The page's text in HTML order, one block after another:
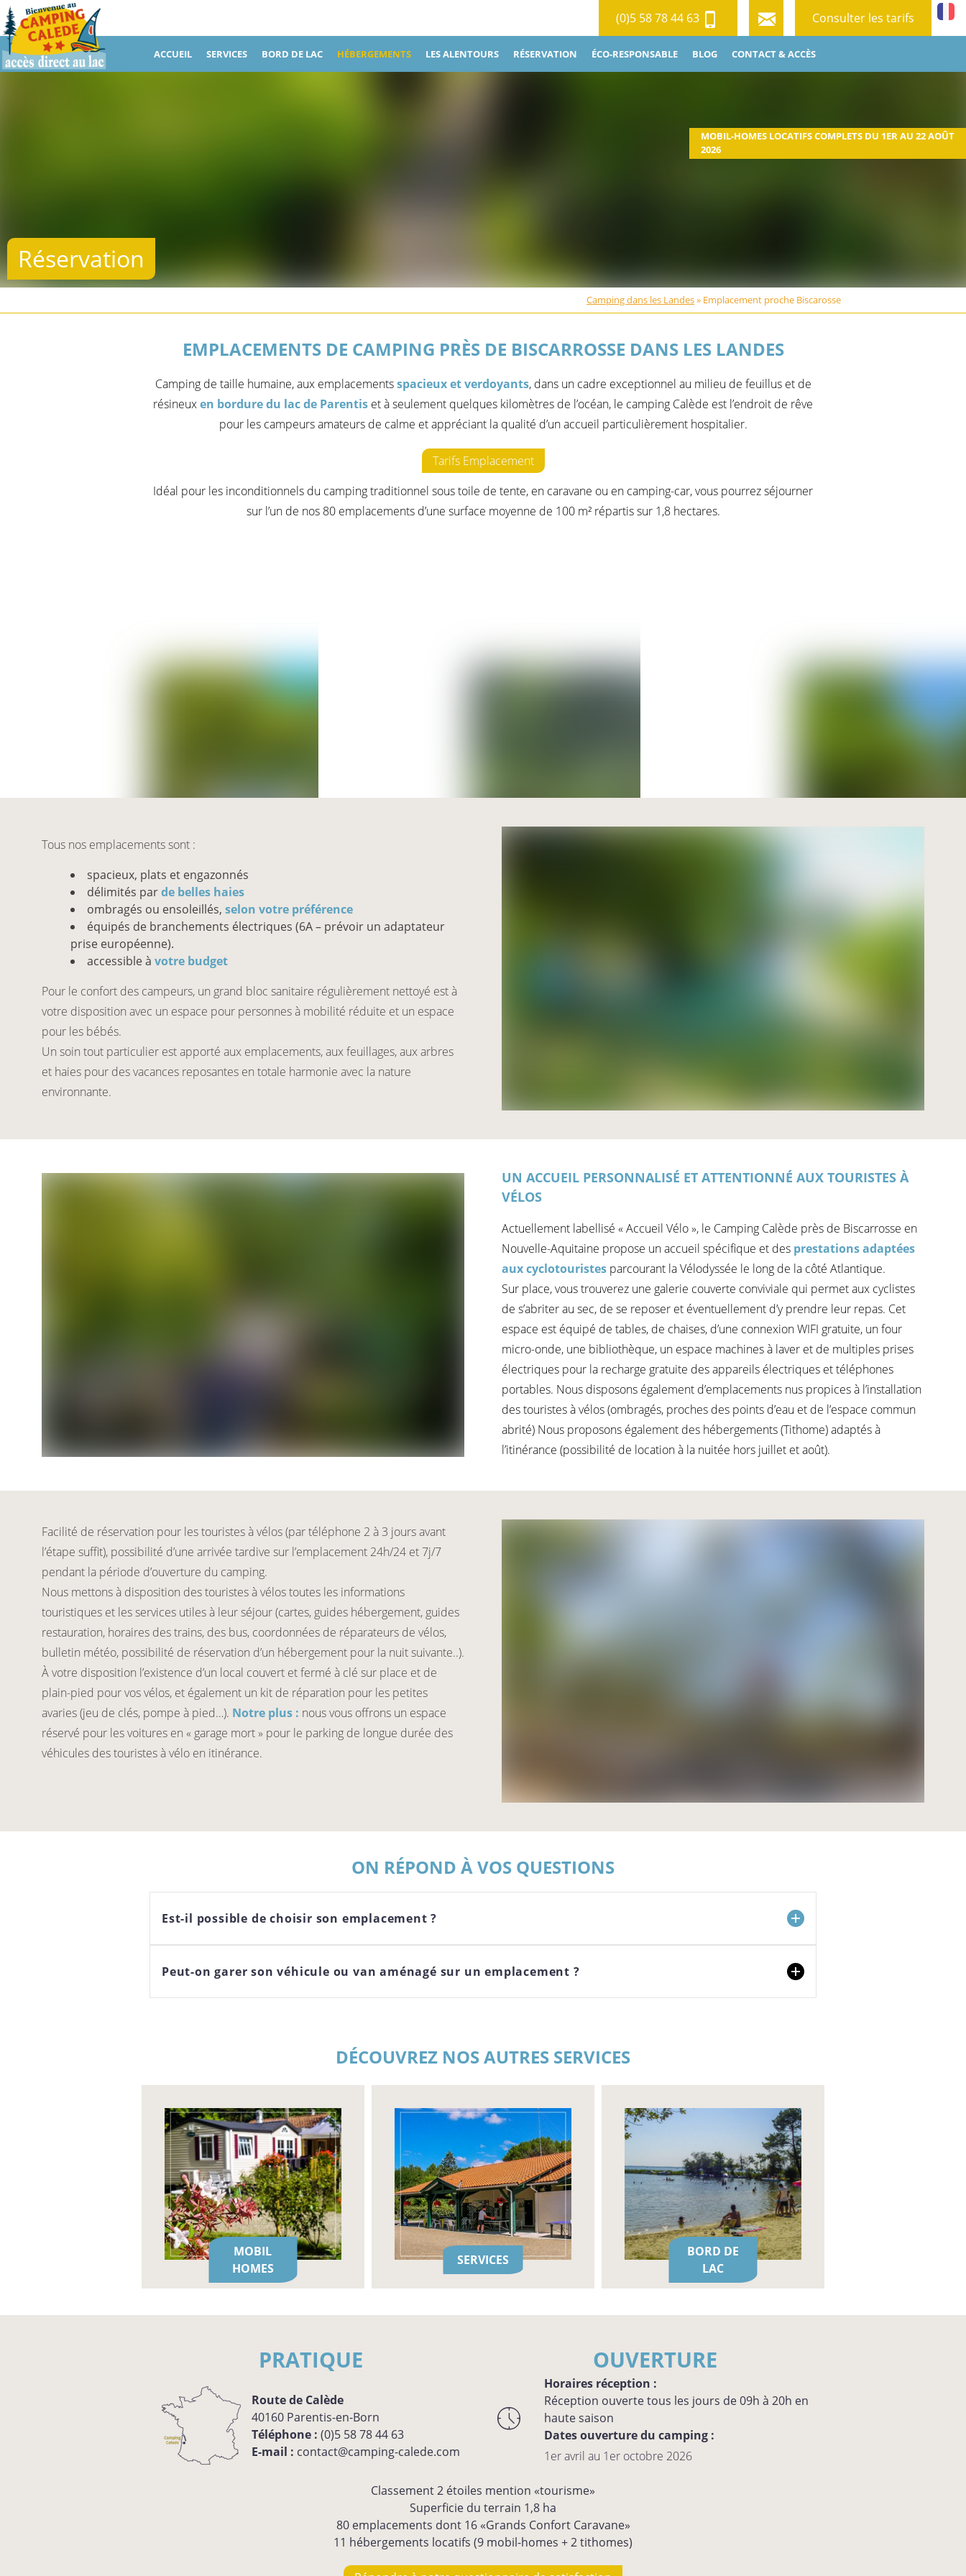
(0)5 58 78 44 63 Consulter les tarifs
ACCUEIL SERVICES BORD DE LAC HÉBERGEMENTS LES ALENTOURS RÉSERVATION ÉCO-RESPONSABLE BLOG CONTACT & ACCÈS
MOBIL-HOMES LOCATIFS COMPLETS DU 1ER AU 22 AOÛT
2026
Réservation
Camping dans les Landes» Emplacement proche Biscarosse
EMPLACEMENTS DE CAMPING PRÈS DE BISCARROSSE DANS LES LANDES
Camping de taille humaine, aux emplacementsspacieux et verdoyants, dans un cadre exceptionnel au milieu de feuillus et de
résineuxen bordure du lac de Parentis et à seulement quelques kilomètres de l’océan, le camping Calède est l’endroit de rêve
pour les campeurs amateurs de calme et appréciant la qualité d’un accueil particulièrement hospitalier.
Tarifs Emplacement
Idéal pour les inconditionnels du camping traditionnel sous toile de tente, en caravane ou en camping-car, vous pourrez séjourner
sur l’un de nos 80 emplacements d’une surface moyenne de 100 m² répartis sur 1,8 hectares.
Tous nos emplacements sont :
spacieux, plats et engazonnés
délimités parde belles haies
ombragés ou ensoleillés, selon votre préférence
équipés de branchements électriques (6A – prévoir un adaptateur
prise européenne).
accessible à votre budget
Pour le confort des campeurs, un grand bloc sanitaire régulièrement nettoyé est à
votre disposition avec un espace pour personnes à mobilité réduite et un espace
pour les bébés.
Un soin tout particulier est apporté aux emplacements, aux feuillages, aux arbres
et haies pour des vacances reposantes en totale harmonie avec la nature
environnante.
UN ACCUEIL PERSONNALISÉ ET ATTENTIONNÉ AUX TOURISTES À
VÉLOS
Actuellement labellisé « Accueil Vélo », le Camping Calède près de Biscarrosse en
Nouvelle-Aquitaine propose un accueil spécifique et des prestations adaptées
aux cyclotouristes parcourant la Vélodyssée le long de la côté Atlantique.
Sur place, vous trouverez une galerie couverte conviviale qui permet aux cyclistes
de s’abriter au sec, de se reposer et éventuellement d’y prendre leur repas. Cet
espace est équipé de tables, de chaises, d’une connexion WIFI gratuite, un four
micro-onde, une bibliothèque, un espace machines à laver et de multiples prises
électriques pour la recharge gratuite des appareils électriques et téléphones
portables. Nous disposons également d’emplacements nus propices à l’installation
des touristes à vélos (ombragés, proches des points d’eau et de l’espace commun
abrité) Nous proposons également des hébergements (Tithome) adaptés à
l’itinérance (possibilité de location à la nuitée hors juillet et août).
Facilité de réservation pour les touristes à vélos (par téléphone 2 à 3 jours avant
l’étape suffit), possibilité d’une arrivée tardive sur l’emplacement 24h/24 et 7j/7
pendant la période d’ouverture du camping.
Nous mettons à disposition des touristes à vélos toutes les informations
touristiques et les services utiles à leur séjour (cartes, guides hébergement, guides
restauration, horaires des trains, des bus, coordonnées de réparateurs de vélos,
bulletin météo, possibilité de réservation d’un hébergement pour la nuit suivante..).
À votre disposition l’existence d’un local couvert et fermé à clé sur place et de
plain-pied pour vos vélos, et également un kit de réparation pour les petites
avaries (jeu de clés, pompe à pied…). Notre plus : nous vous offrons un espace
réservé pour les voitures en « garage mort » pour le parking de longue durée des
véhicules des touristes à vélo en itinérance.
ON RÉPOND À VOS QUESTIONS
Est-il possible de choisir son emplacement ?
Peut-on garer son véhicule ou van aménagé sur un emplacement ?
DÉCOUVREZ NOS AUTRES SERVICES
MOBIL
HOMES
SERVICES
BORD DE
LAC
PRATIQUE
Route de Calède
40160 Parentis-en-Born
Téléphone : (0)5 58 78 44 63
E-mail : contact@camping-calede.com
OUVERTURE
Horaires réception :
Réception ouverte tous les jours de 09h à 20h en
haute saison
Dates ouverture du camping :
1er avril au 1er octobre 2026
Classement 2 étoiles mention «tourisme»
Superficie du terrain 1,8 ha
80 emplacements dont 16 «Grands Confort Caravane»
11 hébergements locatifs (9 mobil-homes + 2 tithomes)